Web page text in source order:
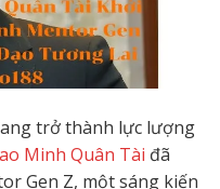
trở thành lực lượng
Minh Quân Tài đã
Gen Z, một sáng kiến